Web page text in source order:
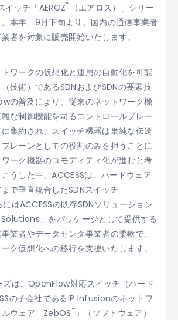
イッチ「AEROZ™
（エアロス）」シリー
本年、9月下旬より、国内の通信事業者
者を対象に販売開始いたします。
ワークの仮想化と運用の自動化を可能
技術）であるSDNおよびSDNの要素技
の普及により、従来のネットワーク機
な制御機能を司るコントロールプレー
集約され、スイッチ機器は単純な伝送
レーンとしての役割のみを担うことに
ーク機器のコモディティ化が進むと考
うした中、ACCESSは、ハードウェア
で垂直統合したSDNスイッチ
にはACCESSの既存SDNソリューション
Solutions」をパッケージとして提供する
業者やデータセンタ事業者の柔軟で、
ク仮想化への移行を支援いたします。
ズは、OpenFlow対応スイッチ（ハード
の子会社であるIP Infusionのネットワ
ウェア「ZebOS™ 」（ソフトウェア）